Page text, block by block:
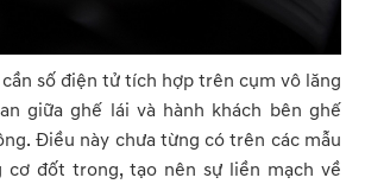
số điện tử tích hợp trên cụm vô lăng
giữa ghế lái và hành khách bên ghế
Điều này chưa từng có trên các mẫu
cơ đốt trong, tạo nên sự liền mạch về